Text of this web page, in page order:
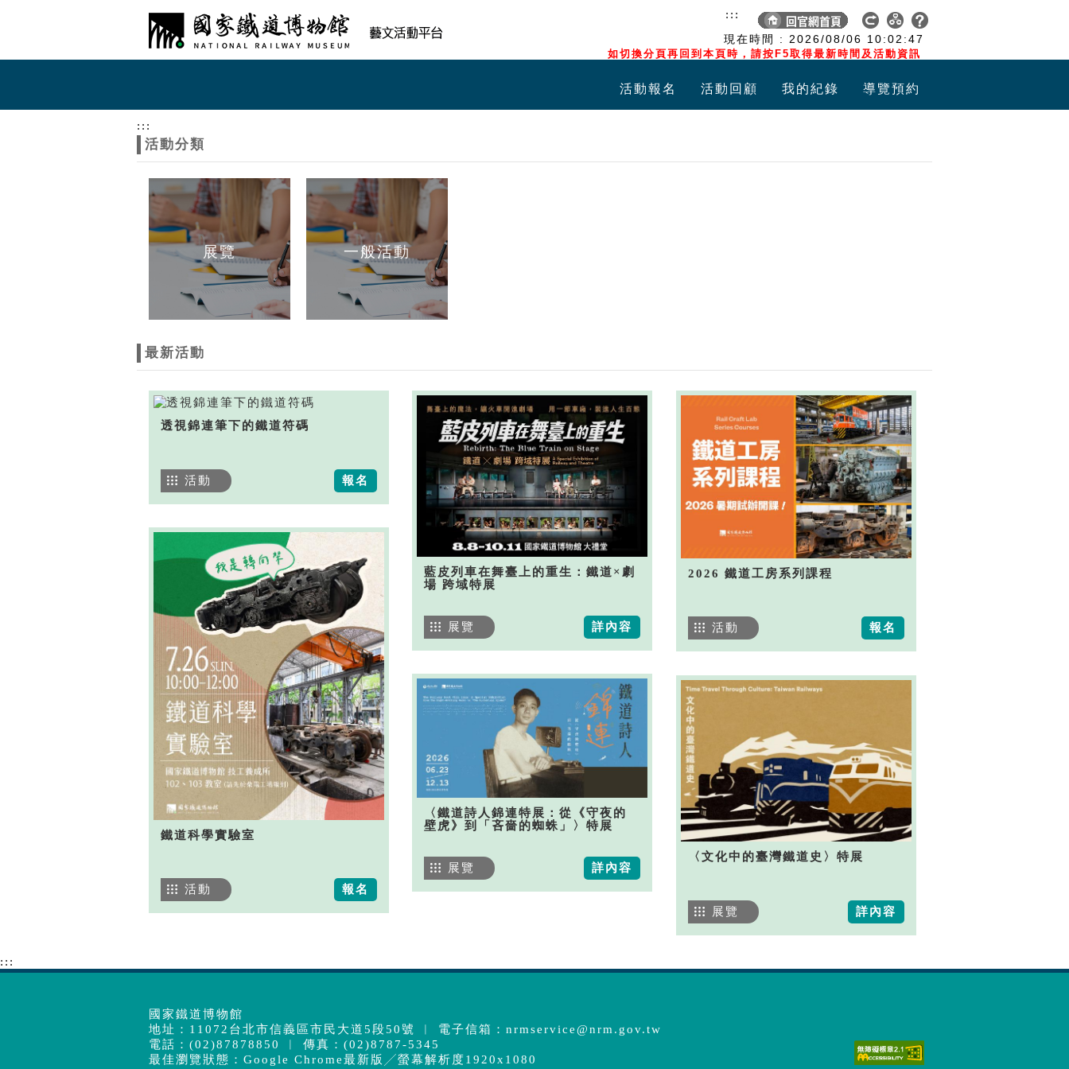
現在時間 : 2026/08/06 10:02:47
如切換分頁再回到本頁時，請按F5取得最新時間及活動資訊
:::
活動報名 活動回顧 我的紀錄 導覽預約
:::
活動分類
展覽 一般活動
最新活動
透視錦連筆下的鐵道符碼
報名
活動
藍皮列車在舞臺上的重生：鐵道×劇
場 跨域特展
詳內容
展覽
2026 鐵道工房系列課程
報名
活動
鐵道科學實驗室
報名
活動
〈鐵道詩人錦連特展：從《守夜的
壁虎》到「吝嗇的蜘蛛」〉特展
詳內容
展覽
〈文化中的臺灣鐵道史〉特展
詳內容
展覽
:::
國家鐵道博物館
地址：11072台北市信義區市民大道5段50號 ︱ 電子信箱： nrmservice@nrm.gov.tw
電話：(02)87878850 ︱ 傳真：(02)8787-5345
最佳瀏覽狀態：Google Chrome最新版╱螢幕解析度1920x1080